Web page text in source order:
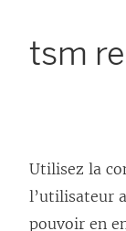
tsm
Utilisez la
l’utilisateur
pouvoir en